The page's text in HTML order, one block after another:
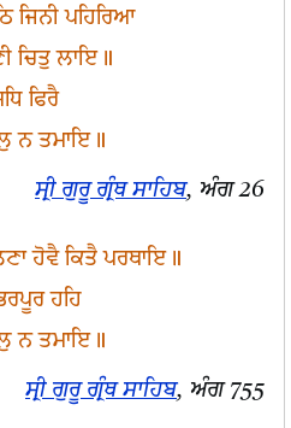
ਜਿਨੀ ਪਹਿਰਿਆ
ਚਿਤੁ ਲਾਇ॥
ਸਿਧਿ ਫਿਰੈ
ਨ ਤਮਾਇ॥
ਸ੍ਰੀ ਗੁਰੂ ਗ੍ਰੰਥ ਸਾਹਿਬ, ਅੰਗ 26
ਹੋਵੈ ਕਿਤੈ ਪਰਥਾਇ॥
ਭਰਪੂਰ ਹਹਿ
ਨ ਤਮਾਇ॥
ਸ੍ਰੀ ਗੁਰੂ ਗ੍ਰੰਥ ਸਾਹਿਬ, ਅੰਗ 755